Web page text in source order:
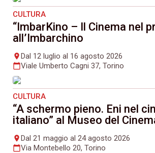
CULTURA
“ImbarKino – Il Cinema nel
all’Imbarchino
placeDal 12 luglio al 16 agosto 2026
calendar_todayViale Umberto Cagni 37, Torino
CULTURA
“A schermo pieno. Eni nel
italiano” al Museo del
placeDal 21 maggio al 24 agosto 2026
calendar_todayVia Montebello 20, Torino